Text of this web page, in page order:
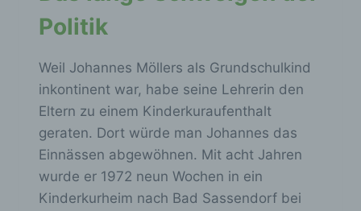
Politik
Weil Johannes Möllers als Grundschulkind
inkontinent war, habe seine Lehrerin den
Eltern zu einem Kinderkuraufenthalt
geraten. Dort würde man Johannes das
Einnässen abgewöhnen. Mit acht Jahren
wurde er 1972 neun Wochen in ein
Kinderkurheim nach Bad Sassendorf bei